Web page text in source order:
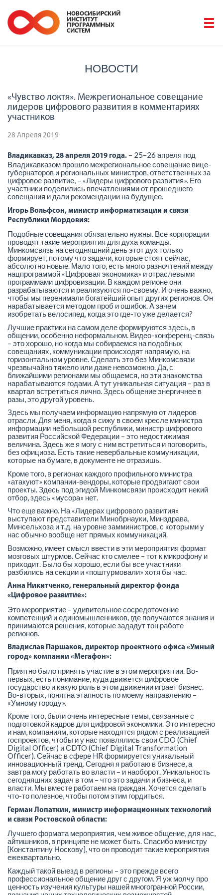
НОВОСТИ
«Чувство локтя». Межрегиональное совещание
лидеров цифрового развития в комментариях
участников
28 Апреля 2019
Владикавказ, 28 апреля 2019 года. – 25–26 апреля под
Владикавказом прошло межрегиональное совещание вице-
губернаторов и региональных министров, ответственных за
цифровое развитие, – «Лидеры цифрового развития». Его
участники поделились впечатлениями от прошедшего
совещания и дали рекомендации на будущее.
Игорь Вольфсон, министр информатизации и связи
Республики Мордовия:
Подобные совещания обязательно нужны. Все корпорации
проводят такие мероприятия для духа команды.
Минкомсвязь на сегодняшний день этот дух только
формирует, потому что задачи, которые стоят сейчас,
абсолютно новые. Мало того, есть много разночтений между
нацпрограммой «Цифровая экономика» и отраслевыми
программами цифровизации. В каждом регионе они
разрабатываются и реализуются по-своему. И очень важно,
чтобы мы перенимали богатейший опыт других регионов. Он
нарабатывается методом проб и ошибок. А зачем
изобретать велосипед, когда это где-то уже делается?
Лучшие практики на самом деле формируются здесь, в
общении, особенно неформальном. Видео-конференц-связь
– это хорошо, но когда мы собираемся на подобных
совещаниях, коммуникации происходят напрямую, на
горизонтальном уровне. Сделать это без Минкомсвязи
чрезвычайно тяжело или даже невозможно. Да, с
ближайшими регионами мы общаемся, но эти знакомства
нарабатываются годами. А тут уникальная ситуация – раз в
квартал встретиться лично. Здесь общение энергичнее в
разы, это другой уровень.
Здесь мы получаем информацию напрямую от лидеров
отрасли. Для меня, когда я сижу в своем кресле министра
информации небольшой республики, министр цифрового
развития Российской Федерации – это недостижимая
величина. Здесь же я могу с ним встретиться и поговорить,
без официоза. Есть такие невербальные коммуникации,
которые на бумаге, в документе не отразишь.
Кроме того, в регионах каждого профильного министра
«атакуют» компании-вендоры, которые продвигают свои
проекты. Здесь под эгидой Минкомсвязи происходит некий
отбор, здесь «мусора» нет.
Что еще важно. На «Лидерах цифрового развития»
выступают представители Минобрнауки, Минздрава,
Минсельхоза и т.д. на уровне замминистров, с которыми у
нас обычно вообще нет прямых коммуникаций.
Возможно, имеет смысл ввести в эти мероприятия формат
мозговых штурмов. Сейчас кто смелее – тот к микрофону и
приходит. Было бы хорошо, если бы все участники
разбились на секции и «поштурмовали» хотя бы час.
Анна Никитченко, генеральный директор фонда
«Цифровое развитие»:
Это мероприятие – удивительное сосредоточение
компетенций и единомышленников, где получаются знания и
принимаются решения, которые зададут тон работе
регионов.
Владислав Паршаков, директор проектного офиса «Умный
город» компании «Мегафон»:
Приятно было принять участие в этом мероприятии. Во-
первых, есть понимание, куда движется цифровое
государство и какую роль в этом движении играет бизнес.
Во-вторых, понятна этапность по моему направлению –
«Умному городу».
Кроме того, были очень интересные темы, связанные с
подготовкой кадров для цифровой экономики. Это интересно
и нам, компаниям, которые находятся рядом с реализацией
госпроектов, чтобы и у нас появлялись свои CDO (Chief
Digital Officer) и СDTO (Chief Digital Transformation
Officer). Сейчас в сфере HR формируется уникальный
инновационный тренд. Сегодня я работаю в бизнесе, а
завтра могу работать во власти – и наоборот. Уникальность
сегодняшних задач в том – что это задачи и бизнеса, и
власти. Мы вместе работаем на граждан. Хочется сделать
что-то полезное, чтобы потом этим гордиться.
Герман Лопаткин, министр информационных технологий
и связи Ростовской области:
Лучшего формата мероприятия, чем живое общение, для нас,
айтишников, в принципе не может быть. Спасибо министру
[Константину Носкову], что он проводит такие мероприятия
ежеквартально.
Каждый такой выезд в регионы – это прежде всего
профессиональное общение друг с другом. Я уж молчу про
ценность изучения культуры нашей многогранной России,